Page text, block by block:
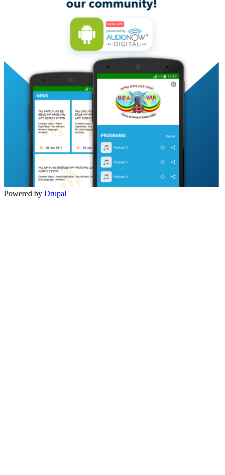
Powered by Drupal